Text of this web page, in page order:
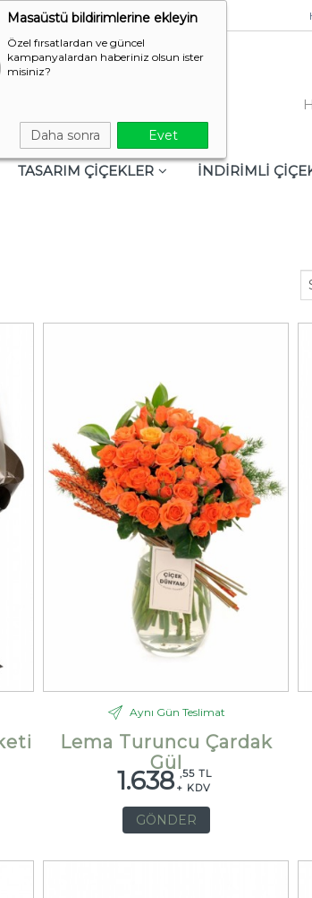
Masaüstü bildirimlerine ekleyin
Özel fırsatlardan ve güncel
kampanyalardan haberiniz olsun ister
misiniz?
Daha sonra Evet
TASARIM ÇİÇEKLER İNDİRİMLİ
Aynı Gün Teslimat
Lema Turuncu Çardak
Gül
1.638 ,55 TL
+ KDV
GÖNDER